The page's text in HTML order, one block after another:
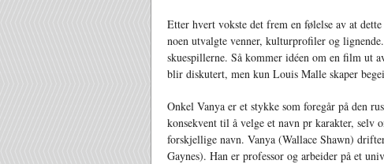
Etter hvert vokste det frem en følelse av at
noen utvalgte venner, kulturprofiler og
skuespillerne. Så kommer idéen om en film ut
blir diskutert, men kun Louis Malle skaper
Onkel Vanya er et stykke som foregår på den
konsekvent til å velge et navn pr karakter, selv
forskjellige navn. Vanya (Wallace Shawn)
Gaynes). Han er professor og arbeider på et